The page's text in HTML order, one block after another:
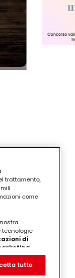
trattamento,
come
tecnologie
di
siti Web di
essere
tutto